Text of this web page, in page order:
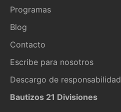
Programas
Blog
Contacto
Escribe para nosotros
Descargo de responsabilidad
Bautizos 21 Divisiones